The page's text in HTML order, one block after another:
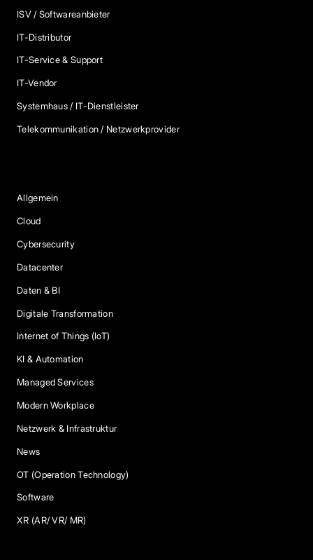
ISV / Softwareanbieter
IT-Distributor
IT-Service & Support
IT-Vendor
Systemhaus / IT-Dienstleister
Telekommunikation / Netzwerkprovider
Allgemein
Cloud
Cybersecurity
Datacenter
Daten & BI
Digitale Transformation
Internet of Things (IoT)
KI & Automation
Managed Services
Modern Workplace
Netzwerk & Infrastruktur
News
OT (Operation Technology)
Software
XR (AR/ VR/ MR)